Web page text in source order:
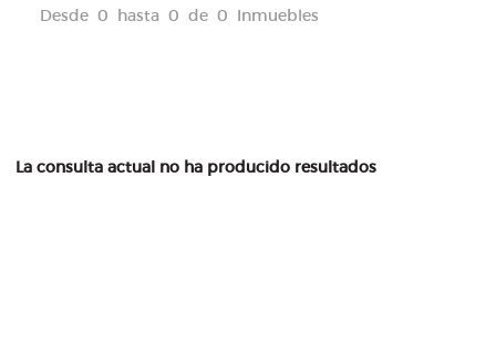
Desde 0 hasta 0 de 0 Inmuebles
La consulta actual no ha producido resultados